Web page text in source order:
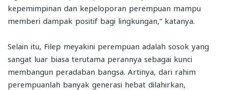
kepemimpinan dan kepeloporan perempuan mampu
memberi dampak positif bagi lingkungan,” katanya.
Selain itu, Filep meyakini perempuan adalah sosok yang
sangat luar biasa terutama perannya sebagai kunci
membangun peradaban bangsa. Artinya, dari rahim
perempuanlah banyak generasi hebat dilahirkan,